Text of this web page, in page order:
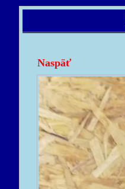
Naspäť